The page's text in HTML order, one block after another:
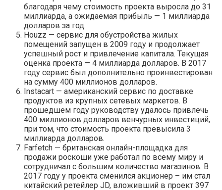
благодаря чему стоимость проекта выросла до 31
миллиарда, а ожидаемая прибыль — 1 миллиарда
долларов за год.
Houzz — сервис для обустройства жилых
помещений запущен в 2009 году и продолжает
успешный рост и привлечение капитала. Текущая
оценка проекта — 4 миллиарда долларов. В 2017
году сервис был дополнительно проинвестирован
на сумму 400 миллионов долларов.
Instacart — американский сервис по доставке
продуктов из крупных сетевых маркетов. В
прошедшем году руководству удалось привлечь
400 миллионов долларов венчурных инвестиций,
при том, что стоимость проекта превысила 3
миллиарда долларов.
Farfetch — британская онлайн-площадка для
продажи роскоши уже работал по всему миру и
сотрудничал с большим количество магазинов. В
2017 году у проекта сменился акционер – им стал
китайский ретейлер JD, вложивший в проект 397